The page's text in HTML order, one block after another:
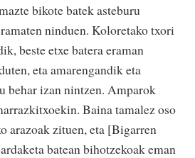
bikote batek asteburu
ninduen. Koloretako txori
beste etxe batera eraman
eta amarengandik eta
behar izan nintzen. Amparok
Baina tamalez oso
arazoak zituen, eta [Bigarren
batean bihotzekoak eman